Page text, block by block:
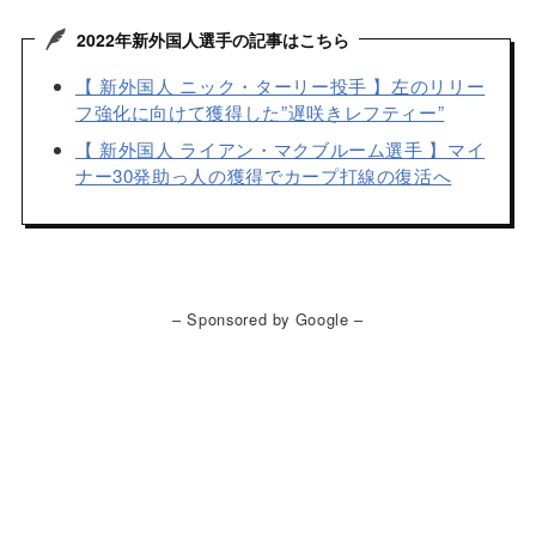
2022年新外国人選手の記事はこちら
【 新外国人 ニック・ターリー投手 】左のリリー
フ強化に向けて獲得した”遅咲きレフティー”
【 新外国人 ライアン・マクブルーム選手 】マイ
ナー30発助っ人の獲得でカープ打線の復活へ
– Sponsored by Google –